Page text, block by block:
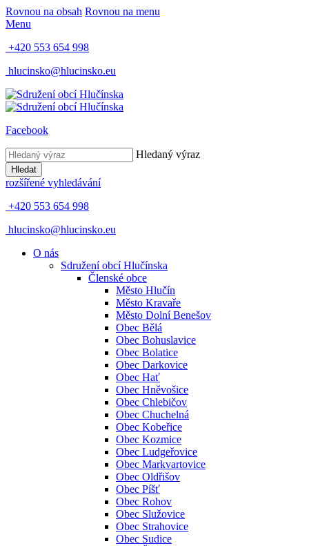
Rovnou na obsah Rovnou na menu
Menu
+420 553 654 998
hlucinsko@hlucinsko.eu
Facebook
Hledaný výraz
Hledat
rozšířené vyhledávání
+420 553 654 998
hlucinsko@hlucinsko.eu
O nás
Sdružení obcí Hlučínska
Členské obce
Město Hlučín
Město Kravaře
Město Dolní Benešov
Obec Bělá
Obec Bohuslavice
Obec Bolatice
Obec Darkovice
Obec Hať
Obec Hněvošice
Obec Chlebičov
Obec Chuchelná
Obec Kobeřice
Obec Kozmice
Obec Ludgeřovice
Obec Markvartovice
Obec Oldřišov
Obec Píšť
Obec Rohov
Obec Služovice
Obec Strahovice
Obec Sudice